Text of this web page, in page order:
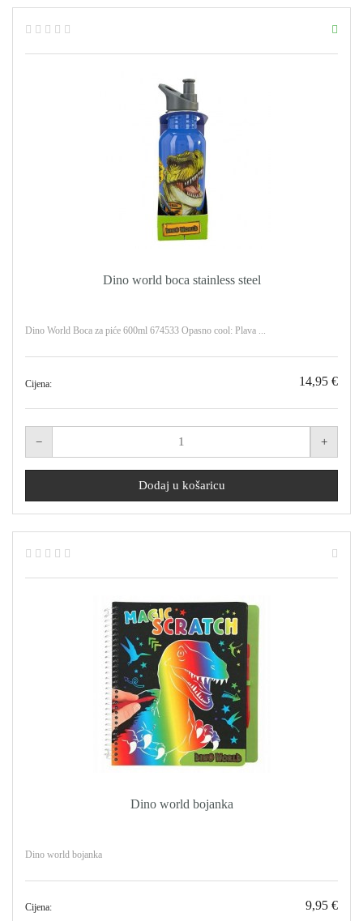
Dino world boca stainless steel
Dino World Boca za piće 600ml 674533 Opasno cool: Plava ...
Cijena: 14,95 €
Dino world bojanka
Dino world bojanka
Cijena: 9,95 €